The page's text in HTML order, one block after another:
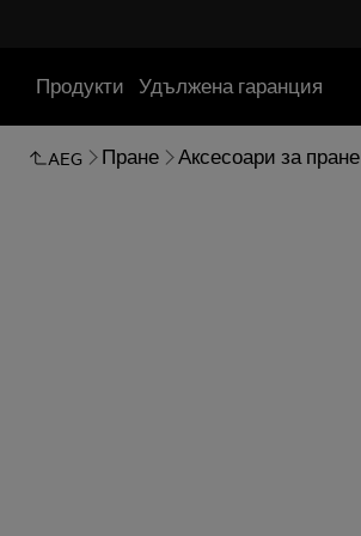
Продукти Удължена гаранция
AEG Пране Аксесоари за пране